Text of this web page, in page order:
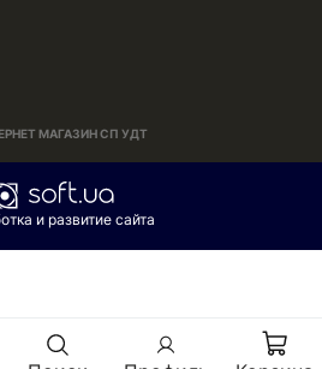
МАГАЗИН СП УДТ
и развитие сайта